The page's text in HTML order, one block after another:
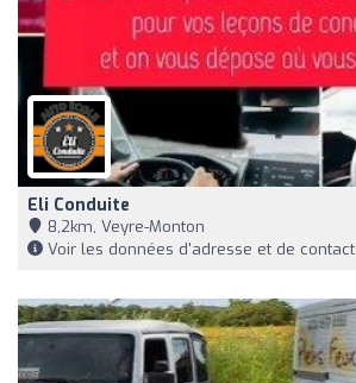
Eli Conduite
8,2km, Veyre-Monton
Voir les données d'adresse et de contact